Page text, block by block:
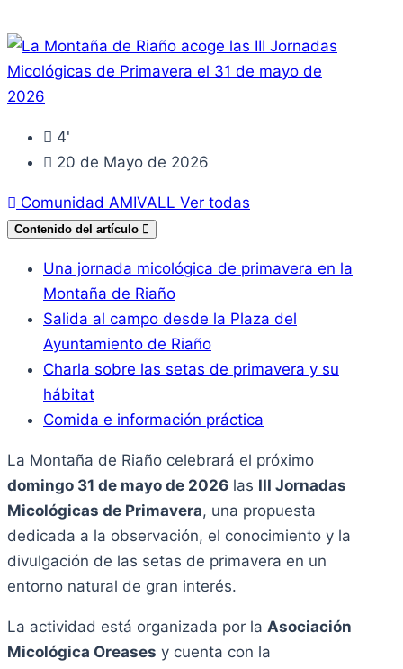
4'
20 de Mayo de 2026
Comunidad AMIVALL Ver todas
Contenido del artículo
Una jornada micológica de primavera en la
Montaña de Riaño
Salida al campo desde la Plaza del
Ayuntamiento de Riaño
Charla sobre las setas de primavera y su
hábitat
Comida e información práctica
La Montaña de Riaño celebrará el próximo
domingo 31 de mayo de 2026 las III Jornadas
Micológicas de Primavera, una propuesta
dedicada a la observación, el conocimiento y la
divulgación de las setas de primavera en un
entorno natural de gran interés.
La actividad está organizada por la Asociación
Micológica Oreases y cuenta con la